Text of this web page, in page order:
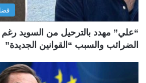
“علي” مهدد بالترحيل من السويد رغم
الضرائب والسبب “القوانين الجديدة”